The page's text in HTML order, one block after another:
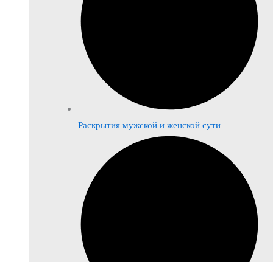
Раскрытия мужской и женской сути